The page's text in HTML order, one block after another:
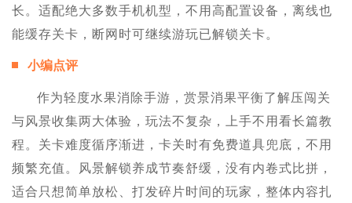
长。适配绝大多数手机机型，不用高配置设备，离线也
能缓存关卡，断网时可继续游玩已解锁关卡。
小编点评
作为轻度水果消除手游，赏景消果平衡了解压闯关
与风景收集两大体验，玩法不复杂，上手不用看长篇教
程。关卡难度循序渐进，卡关时有免费道具兜底，不用
频繁充值。风景解锁养成节奏舒缓，没有内卷式比拼，
适合只想简单放松、打发碎片时间的玩家，整体内容扎